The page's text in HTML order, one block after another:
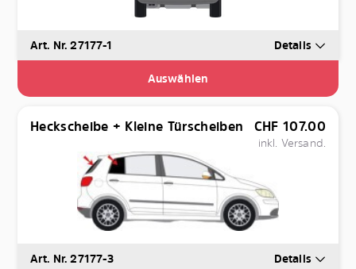
Art. Nr. 27177-1 Details
Auswählen
Heckscheibe + Kleine Türscheiben CHF 107.00
inkl. Versand.
Art. Nr. 27177-3 Details